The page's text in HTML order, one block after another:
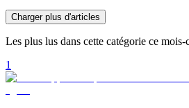
Charger plus d'articles
Les plus lus dans cette catégorie ce mois-
1